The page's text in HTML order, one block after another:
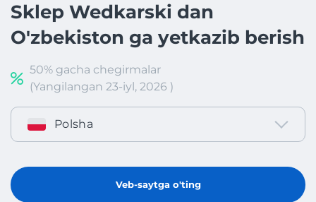
Sklep Wedkarski dan
O'zbekiston ga yetkazib berish
50% gacha chegirmalar
(Yangilangan 23-iyl, 2026 )
Polsha
Veb-saytga o'ting